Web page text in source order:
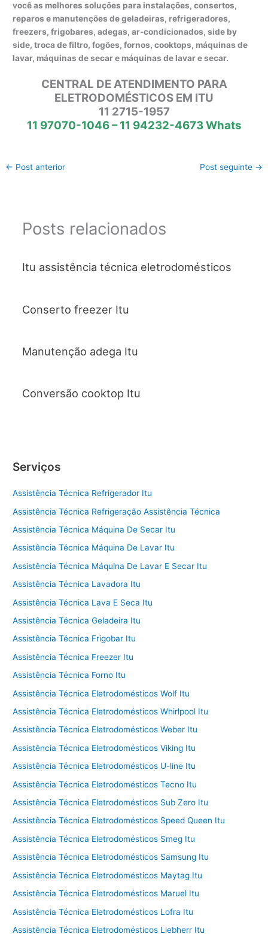
você as melhores soluções para instalações, consertos,
reparos e manutenções de geladeiras, refrigeradores,
freezers, frigobares, adegas, ar-condicionados, side by
side, troca de filtro, fogões, fornos, cooktops, máquinas de
lavar, máquinas de secar e máquinas de lavar e secar.
CENTRAL DE ATENDIMENTO PARA
ELETRODOMÉSTICOS EM ITU
11 2715-1957
11 97070-1046 – 11 94232-4673 Whats
← Post anterior Post seguinte →
Posts relacionados
Itu assistência técnica eletrodomésticos
Conserto freezer Itu
Manutenção adega Itu
Conversão cooktop Itu
Serviços
Assistência Técnica Refrigerador Itu
Assistência Técnica Refrigeração Assistência Técnica
Assistência Técnica Máquina De Secar Itu
Assistência Técnica Máquina De Lavar Itu
Assistência Técnica Máquina De Lavar E Secar Itu
Assistência Técnica Lavadora Itu
Assistência Técnica Lava E Seca Itu
Assistência Técnica Geladeira Itu
Assistência Técnica Frigobar Itu
Assistência Técnica Freezer Itu
Assistência Técnica Forno Itu
Assistência Técnica Eletrodomésticos Wolf Itu
Assistência Técnica Eletrodomésticos Whirlpool Itu
Assistência Técnica Eletrodomésticos Weber Itu
Assistência Técnica Eletrodomésticos Viking Itu
Assistência Técnica Eletrodomésticos U-line Itu
Assistência Técnica Eletrodomésticos Tecno Itu
Assistência Técnica Eletrodomésticos Sub Zero Itu
Assistência Técnica Eletrodomésticos Speed Queen Itu
Assistência Técnica Eletrodomésticos Smeg Itu
Assistência Técnica Eletrodomésticos Samsung Itu
Assistência Técnica Eletrodomésticos Maytag Itu
Assistência Técnica Eletrodomésticos Maruel Itu
Assistência Técnica Eletrodomésticos Lofra Itu
Assistência Técnica Eletrodomésticos Liebherr Itu